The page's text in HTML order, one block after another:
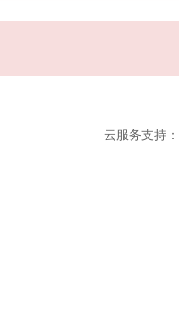
云服务支持